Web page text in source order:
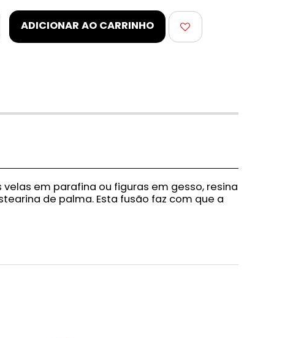
ADICIONAR AO CARRINHO
em parafina ou figuras em gesso, resina
de palma. Esta fusão faz com que a